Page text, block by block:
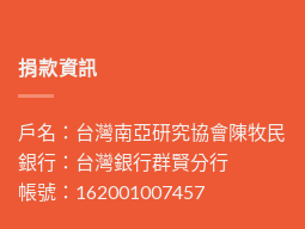
捐款資訊
戶名：台灣南亞研究協會陳牧民
銀行：台灣銀行群賢分行
帳號：162001007457